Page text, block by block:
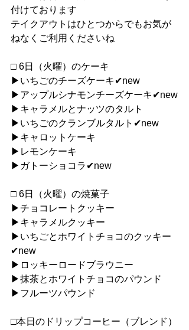
付けております
テイクアウトはひとつからでもお気が
ねなくご利用くださいね
□ 6日（火曜）のケーキ
▶︎いちごのチーズケーキ✔︎new
▶︎アップルシナモンチーズケーキ✔︎new
▶︎キャラメルとナッツのタルト
▶︎いちごのクランブルタルト✔︎new
▶︎キャロットケーキ
▶︎レモンケーキ
▶︎ガトーショコラ✔︎new
□ 6日（火曜）の焼菓子
▶︎チョコレートクッキー
▶︎キャラメルクッキー
▶︎いちごとホワイトチョコのクッキー
✔︎new
▶︎ロッキーロードブラウニー
▶︎抹茶とホワイトチョコのパウンド
▶︎フルーツパウンド
□本日のドリップコーヒー（ブレンド）